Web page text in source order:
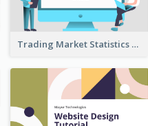
Trading Market Statistics Presentation